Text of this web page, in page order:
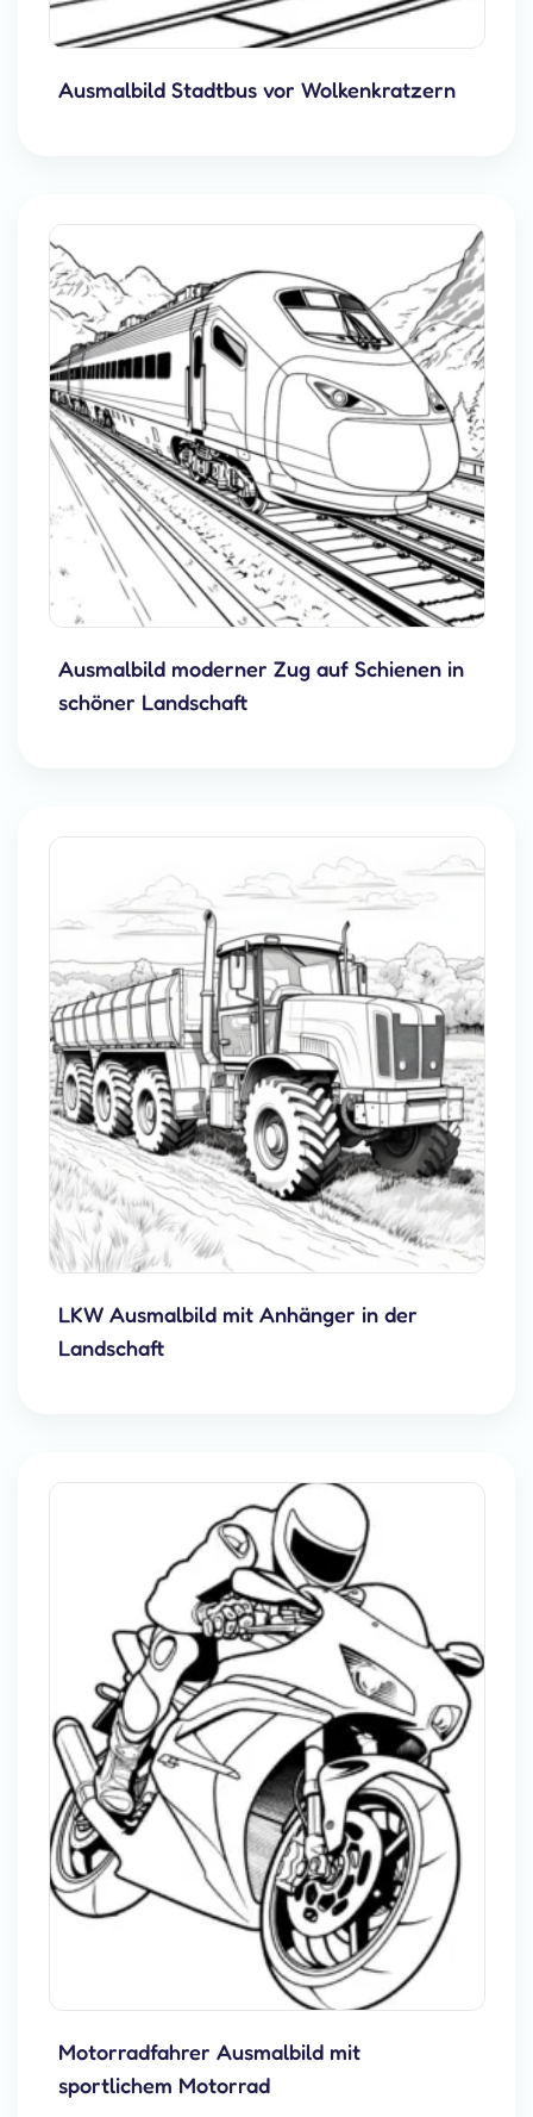
Ausmalbild Stadtbus vor Wolkenkratzern
Ausmalbild moderner Zug auf Schienen in
schöner Landschaft
LKW Ausmalbild mit Anhänger in der
Landschaft
Motorradfahrer Ausmalbild mit
sportlichem Motorrad